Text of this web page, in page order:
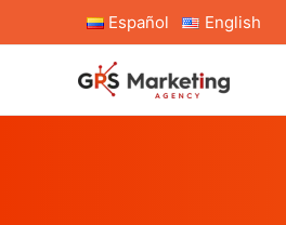
Español English